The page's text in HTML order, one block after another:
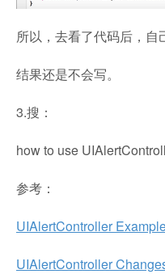
所以，去看了代码后，自
结果还是不会写。
3.搜：
how to use
参考：
UIAlertController
UIAlertController